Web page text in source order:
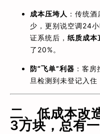
成本压垮人 ：传统
少，更别说空调24
证系统后， 纸质成本
了20%。
防“飞单”利器 ：客
旦检测到未登记入住
二、低成本改
3万块，总有